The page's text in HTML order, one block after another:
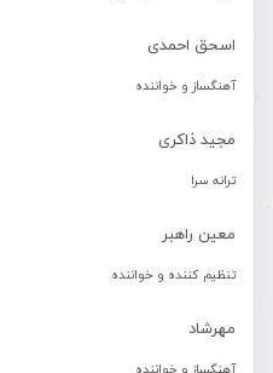
اسحق احمدی
آهنگساز و خواننده
مجید ذاکری
ترانه سرا
معین راهبر
تنظیم کننده و خواننده
مهرشاد